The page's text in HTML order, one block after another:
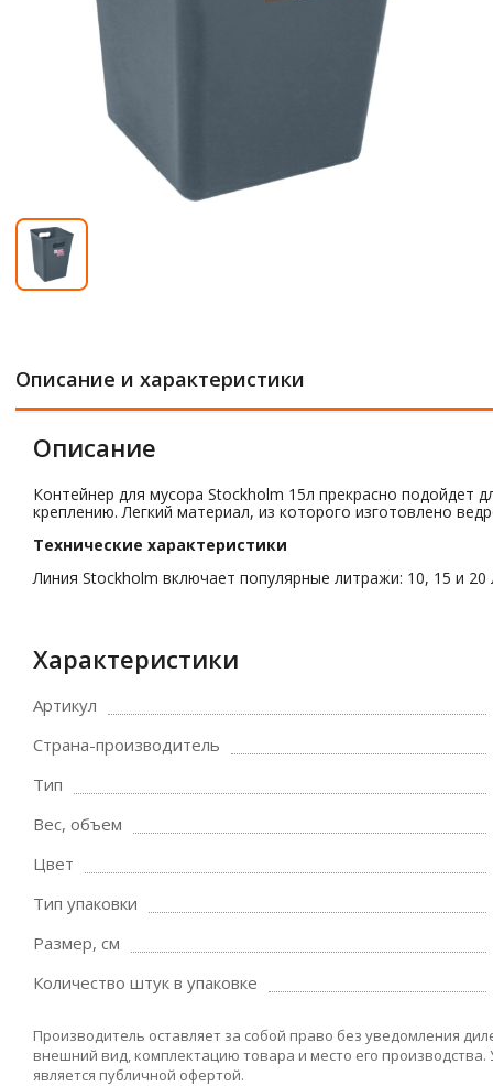
Описание и характеристики
Описание
Контейнер для мусора Stockholm 15л прекрасно подойдет
креплению. Легкий материал, из которого изготовлено
Технические характеристики
Линия Stockholm включает популярные литражи: 10, 15 и
Характеристики
Артикул
Страна-производитель
Тип
Вес, объем
Цвет
Тип упаковки
Размер, см
Количество штук в упаковке
Производитель оставляет за собой право без уведомления
внешний вид, комплектацию товара и место его
является публичной офертой.